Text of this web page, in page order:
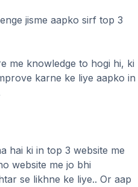
jisme aapko sirf top 3
me knowledge to hogi hi, ki
karne ke liye aapko in
hai ki in top 3 website me
website me jo bhi
se likhne ke liye.. Or aap